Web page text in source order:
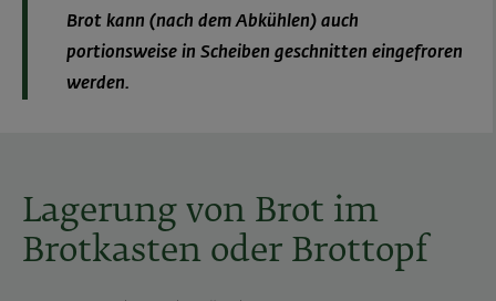
Brot kann (nach dem Abkühlen) auch
portionsweise in Scheiben geschnitten eingefroren
werden.
Lagerung von Brot im
Brotkasten oder Brottopf